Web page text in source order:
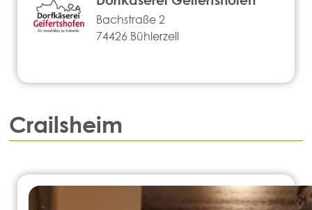
Bachstraße 2
74426 Bühlerzell
Crailsheim